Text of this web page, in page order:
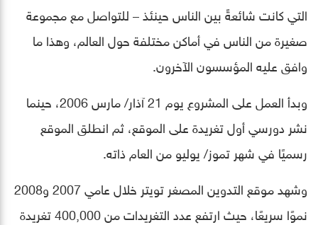
التي كانت شائعةً بين الناس حينئذ – للتواصل مع مجموعة
صغيرة من الناس في أماكن مختلفة حول العالم، وهذا ما
وافق عليه المؤسسون الآخرون.
وبدأ العمل على المشروع يوم 21 آذار/ مارس 2006، حينما
نشر دورسي أول تغريدة على الموقع، ثم انطلق الموقع
رسميًا في شهر تموز/ يوليو من العام ذاته.
وشهد موقع التدوين المصغر تويتر خلال عامي 2007 و2008
نموًا سريعًا، حيث ارتفع عدد التغريدات من 400,000 تغريدة